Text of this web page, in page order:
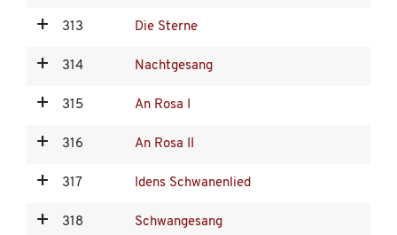
313 Die Sterne
314 Nachtgesang
315 An Rosa I
316 An Rosa II
317 Idens Schwanenlied
318 Schwangesang